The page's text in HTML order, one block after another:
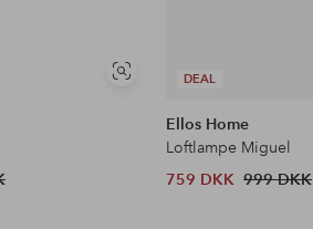
Se
DEAL
Ellos Home
Loftlampe Miguel
759 DKK 999 DKK